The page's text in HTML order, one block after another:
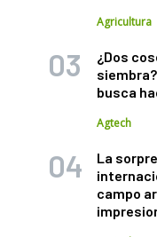
Agricultura
¿Dos
busca
Agtech
La
campo